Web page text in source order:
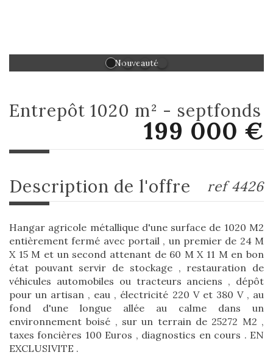
Nouveauté
entrepôt 1020 m² - septfonds
199 000 €
description de l'offre ref 4426
Hangar agricole métallique d'une surface de 1020 M2
entièrement fermé avec portail , un premier de 24 M
X 15 M et un second attenant de 60 M X 11 M en bon
état pouvant servir de stockage , restauration de
véhicules automobiles ou tracteurs anciens , dépôt
pour un artisan , eau , électricité 220 V et 380 V , au
fond d'une longue allée au calme dans un
environnement boisé , sur un terrain de 25272 M2 ,
taxes foncières 100 Euros , diagnostics en cours . EN
EXCLUSIVITE .